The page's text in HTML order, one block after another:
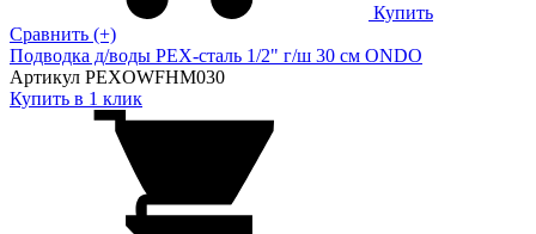
Купить
Сравнить (+)
Подводка д/воды PEX-сталь 1/2" г/ш 30 cм ONDO
Артикул PEXOWFHM030
Купить в 1 клик